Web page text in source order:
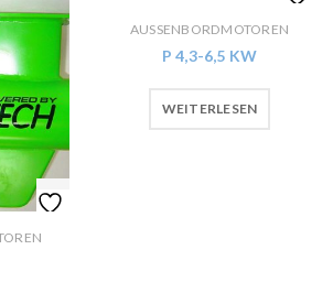
AUSSENBORDMOTOREN
P 4,3-6,5 KW
WEITERLESEN